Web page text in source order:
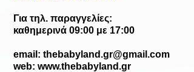
Για τηλ. παραγγελίες:
καθημερινά 09:00 με 17:00
email: thebabyland.gr@gmail.com
web: www.thebabyland.gr